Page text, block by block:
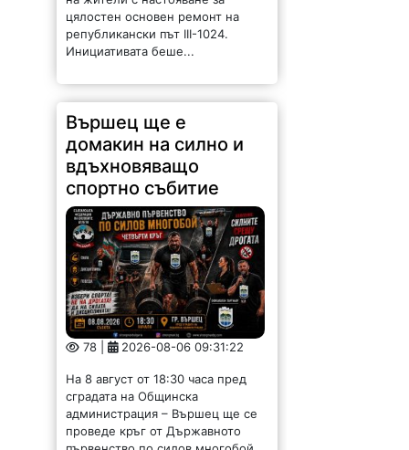
цялостен основен ремонт на
републикански път III-1024.
Инициативата беше...
Вършец ще е
домакин на силно и
вдъхновяващо
спортно събитие
78 | 2026-08-06 09:31:22
На 8 август от 18:30 часа пред
сградата на Общинска
администрация – Вършец ще се
проведе кръг от Държавното